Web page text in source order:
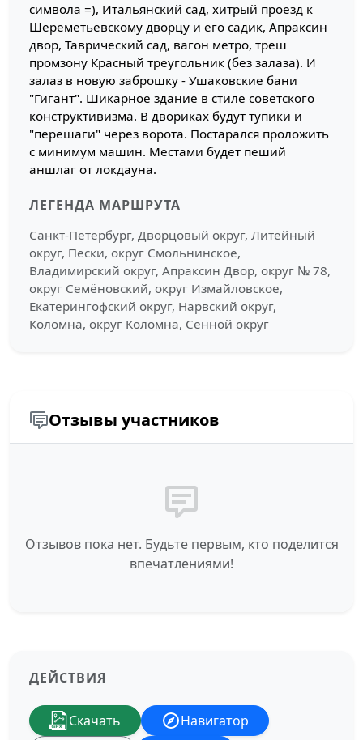
символа =), Итальянский сад, хитрый проезд к
Шереметьевскому дворцу и его садик, Апраксин
двор, Таврический сад, вагон метро, треш
промзону Красный треугольник (без залаза). И
залаз в новую заброшку - Ушаковские бани
"Гигант". Шикарное здание в стиле советского
конструктивизма. В двориках будут тупики и
"перешаги" через ворота. Постарался проложить
с минимум машин. Местами будет пеший
аншлаг от локдауна.
ЛЕГЕНДА МАРШРУТА
Санкт-Петербург, Дворцовый округ, Литейный
округ, Пески, округ Смольнинское,
Владимирский округ, Апраксин Двор, округ № 78,
округ Семёновский, округ Измайловское,
Екатерингофский округ, Нарвский округ,
Коломна, округ Коломна, Сенной округ
Отзывы участников
Отзывов пока нет. Будьте первым, кто поделится
впечатлениями!
ДЕЙСТВИЯ
Скачать Навигатор